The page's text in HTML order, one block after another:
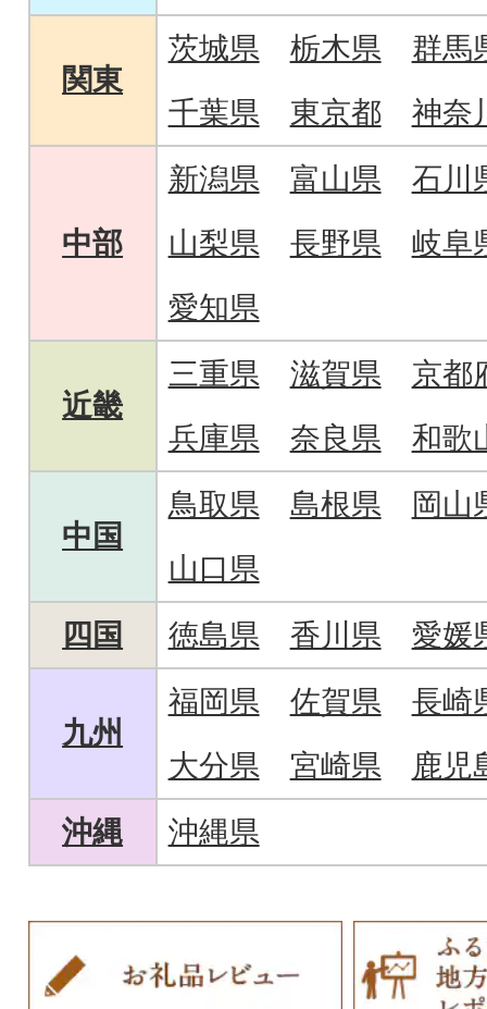
関東
茨城県 栃木県
群馬
千葉県
東京都 神奈
中部
新潟県 富山県
石川
山梨県
長野県
岐阜
愛知県
近畿
三重県 滋賀県
京都
兵庫県
奈良県 和歌
中国
鳥取県 島根県
岡山
山口県
四国
徳島県 香川県 愛媛
九州
福岡県 佐賀県
長崎
大分県
宮崎県
鹿児
沖縄
沖縄県